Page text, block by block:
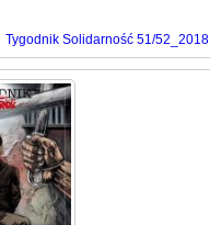
Tygodnik Solidarność 51/52_2018